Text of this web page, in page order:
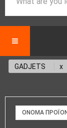
GADJETS
ΟΝΟΜΑ